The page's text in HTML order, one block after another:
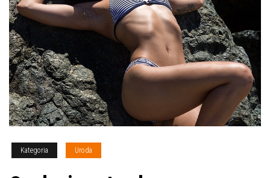
Kategoria Uroda